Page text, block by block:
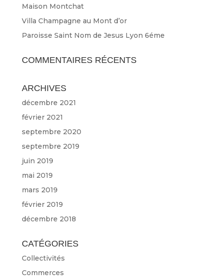
Maison Montchat
Villa Champagne au Mont d’or
Paroisse Saint Nom de Jesus Lyon 6éme
COMMENTAIRES RÉCENTS
ARCHIVES
décembre 2021
février 2021
septembre 2020
septembre 2019
juin 2019
mai 2019
mars 2019
février 2019
décembre 2018
CATÉGORIES
Collectivités
Commerces